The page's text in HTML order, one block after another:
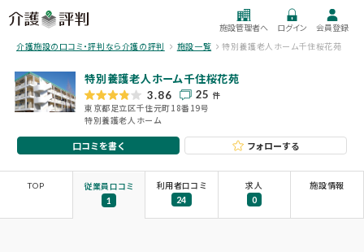
施設管理者へ ログイン
会員登録
介護施設の口コミ・評判なら介護の評判
施設一覧 特別養護老人ホーム千住桜花苑
特別養護老人ホーム千住桜花苑
3.86
25 件
東京都足立区千住元町18番19号
特別養護老人ホーム
口コミを書く フォローする
TOP 従業員口コミ
1
利用者口コミ
24
求人
0
施設情報